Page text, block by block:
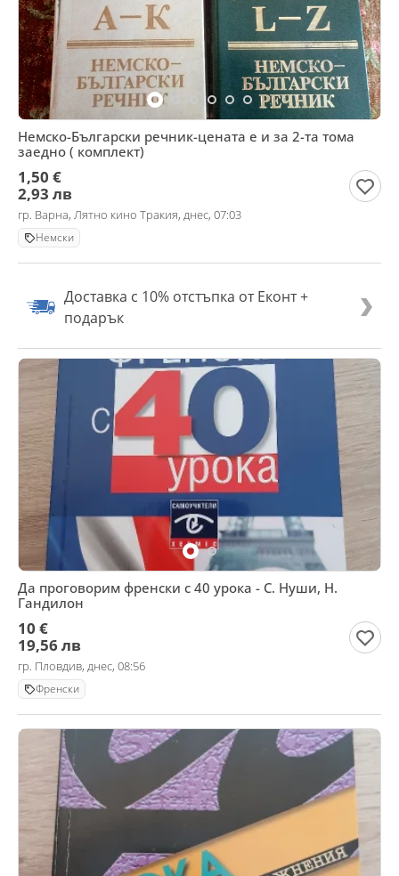
Немско-Български речник-цената е и за 2-та тома
заедно ( комплект)
1,50 €
2,93 лв
гр. Варна, Лятно кино Тракия, днес, 07:03
Немски
Доставка с 10% отстъпка от Еконт +
подарък
Да проговорим френски с 40 урока - С. Нуши, Н.
Гандилон
10 €
19,56 лв
гр. Пловдив, днес, 08:56
Френски